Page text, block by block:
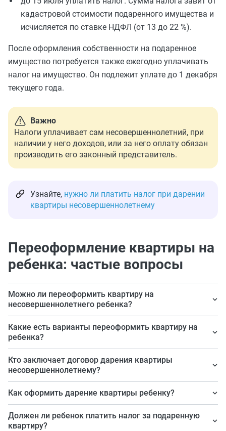
кадастровой стоимости подаренного имущества и
исчисляется по ставке НДФЛ (от 13 до 22 %).
После оформления собственности на подаренное
имущество потребуется также ежегодно уплачивать
налог на имущество. Он подлежит уплате до 1 декабря
текущего года.
Важно
Налоги уплачивает сам несовершеннолетний, при
наличии у него доходов, или за него оплату обязан
производить его законный представитель.
Узнайте, нужно ли платить налог при дарении
квартиры несовершеннолетнему
Переоформление квартиры на
ребенка: частые вопросы
Можно ли переоформить квартиру на
несовершеннолетнего ребенка?
Да, никаких ограничений на приобретение и владение
недвижимым имуществом несовершеннолетним
закон не устанавливает.
Какие есть варианты переоформить квартиру на
ребенка?
Приватизация (если оформляется государственная
или муниципальная квартира, занимаемая по
договору социального найма), купля-продажа,
завещание, дарение.
Кто заключает договор дарения квартиры
несовершеннолетнему?
Законный представитель малолетнего до 14 лет, сам
законного представителя.
Как оформить дарение квартиры ребенку?
Дарственная подлежит обязательному
нотариальному удостоверению и госрегистрации в
Должен ли ребенок платить налог за подаренную
квартиру?